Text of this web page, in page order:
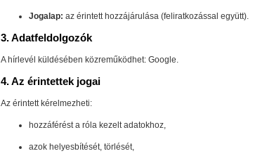
Jogalap: az érintett hozzájárulása (feliratkozással együtt).
3. Adatfeldolgozók
A hírlevél küldésében közreműködhet: Google.
4. Az érintettek jogai
Az érintett kérelmezheti:
hozzáférést a róla kezelt adatokhoz,
azok helyesbítését, törlését,